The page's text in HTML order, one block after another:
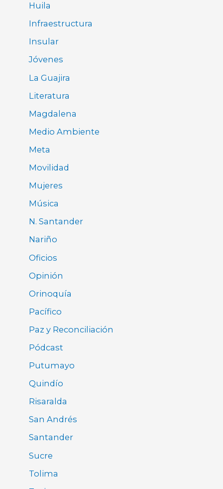
Huila
Infraestructura
Insular
Jóvenes
La Guajira
Literatura
Magdalena
Medio Ambiente
Meta
Movilidad
Mujeres
Música
N. Santander
Nariño
Oficios
Opinión
Orinoquía
Pacífico
Paz y Reconciliación
Pódcast
Putumayo
Quindío
Risaralda
San Andrés
Santander
Sucre
Tolima